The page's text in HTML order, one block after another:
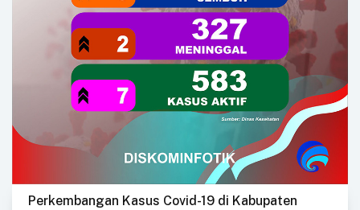
Perkembangan Kasus Covid-19 di Kabupaten